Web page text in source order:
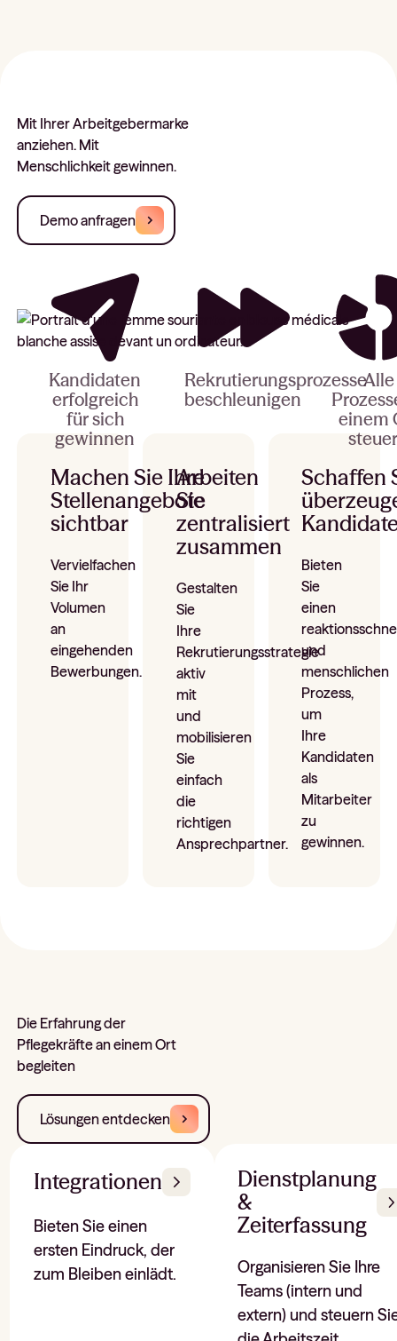
Mit Ihrer Arbeitgebermarke
anziehen. Mit
Menschlichkeit gewinnen.
Demo anfragen
Kandidaten
erfolgreich
für sich
gewinnen
Stellenangebote
sind auf Ihrer
Karriere-
Hublo-App und
auf
spezialisierten
Jobplattformen
sichtbar.
Rekrutierungsprozesse
beschleunigen
Schrittes im
Prozess. Die KI-
Funktionalitäten
unterstützen bei
von Kandidaten.
Alle
einem
Ihre
und
Machen Sie Ihre
Stellenangebote
sichtbar
Vervielfachen
Sie Ihr
Volumen
an
eingehenden
Bewerbungen.
Arbeiten
Sie
zentralisiert
zusammen
Gestalten
Sie
Ihre
Rekrutierungsstrategie
aktiv
mit
und
mobilisieren
Sie
einfach
die
richtigen
Ansprechpartner.
Schaffen
Bieten
Sie
einen
und
menschlichen
Prozess,
um
Ihre
Kandidaten
als
Mitarbeiter
zu
gewinnen.
Die Erfahrung der
Pflegekräfte an einem Ort
begleiten
Lösungen entdecken
Integrationen
Bieten Sie einen
ersten Eindruck, der
zum Bleiben einlädt.
Dienstplanung
&
Zeiterfassung
Organisieren Sie Ihre
Teams (intern und
extern) und steuern